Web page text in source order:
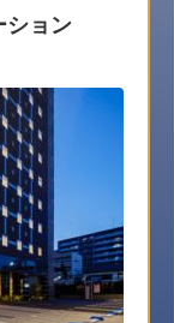
様へ
ション